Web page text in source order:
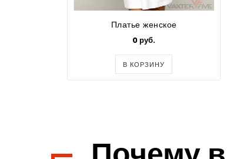
Платье женское
0 руб.
В КОРЗИНУ